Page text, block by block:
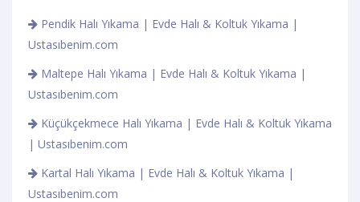
Pendik Halı Yıkama | Evde Halı & Koltuk Yıkama |
Ustasıbenim.com
Maltepe Halı Yıkama | Evde Halı & Koltuk Yıkama |
Ustasıbenim.com
Küçükçekmece Halı Yıkama | Evde Halı & Koltuk Yıkama
| Ustasıbenim.com
Kartal Halı Yıkama | Evde Halı & Koltuk Yıkama |
Ustasıbenim.com